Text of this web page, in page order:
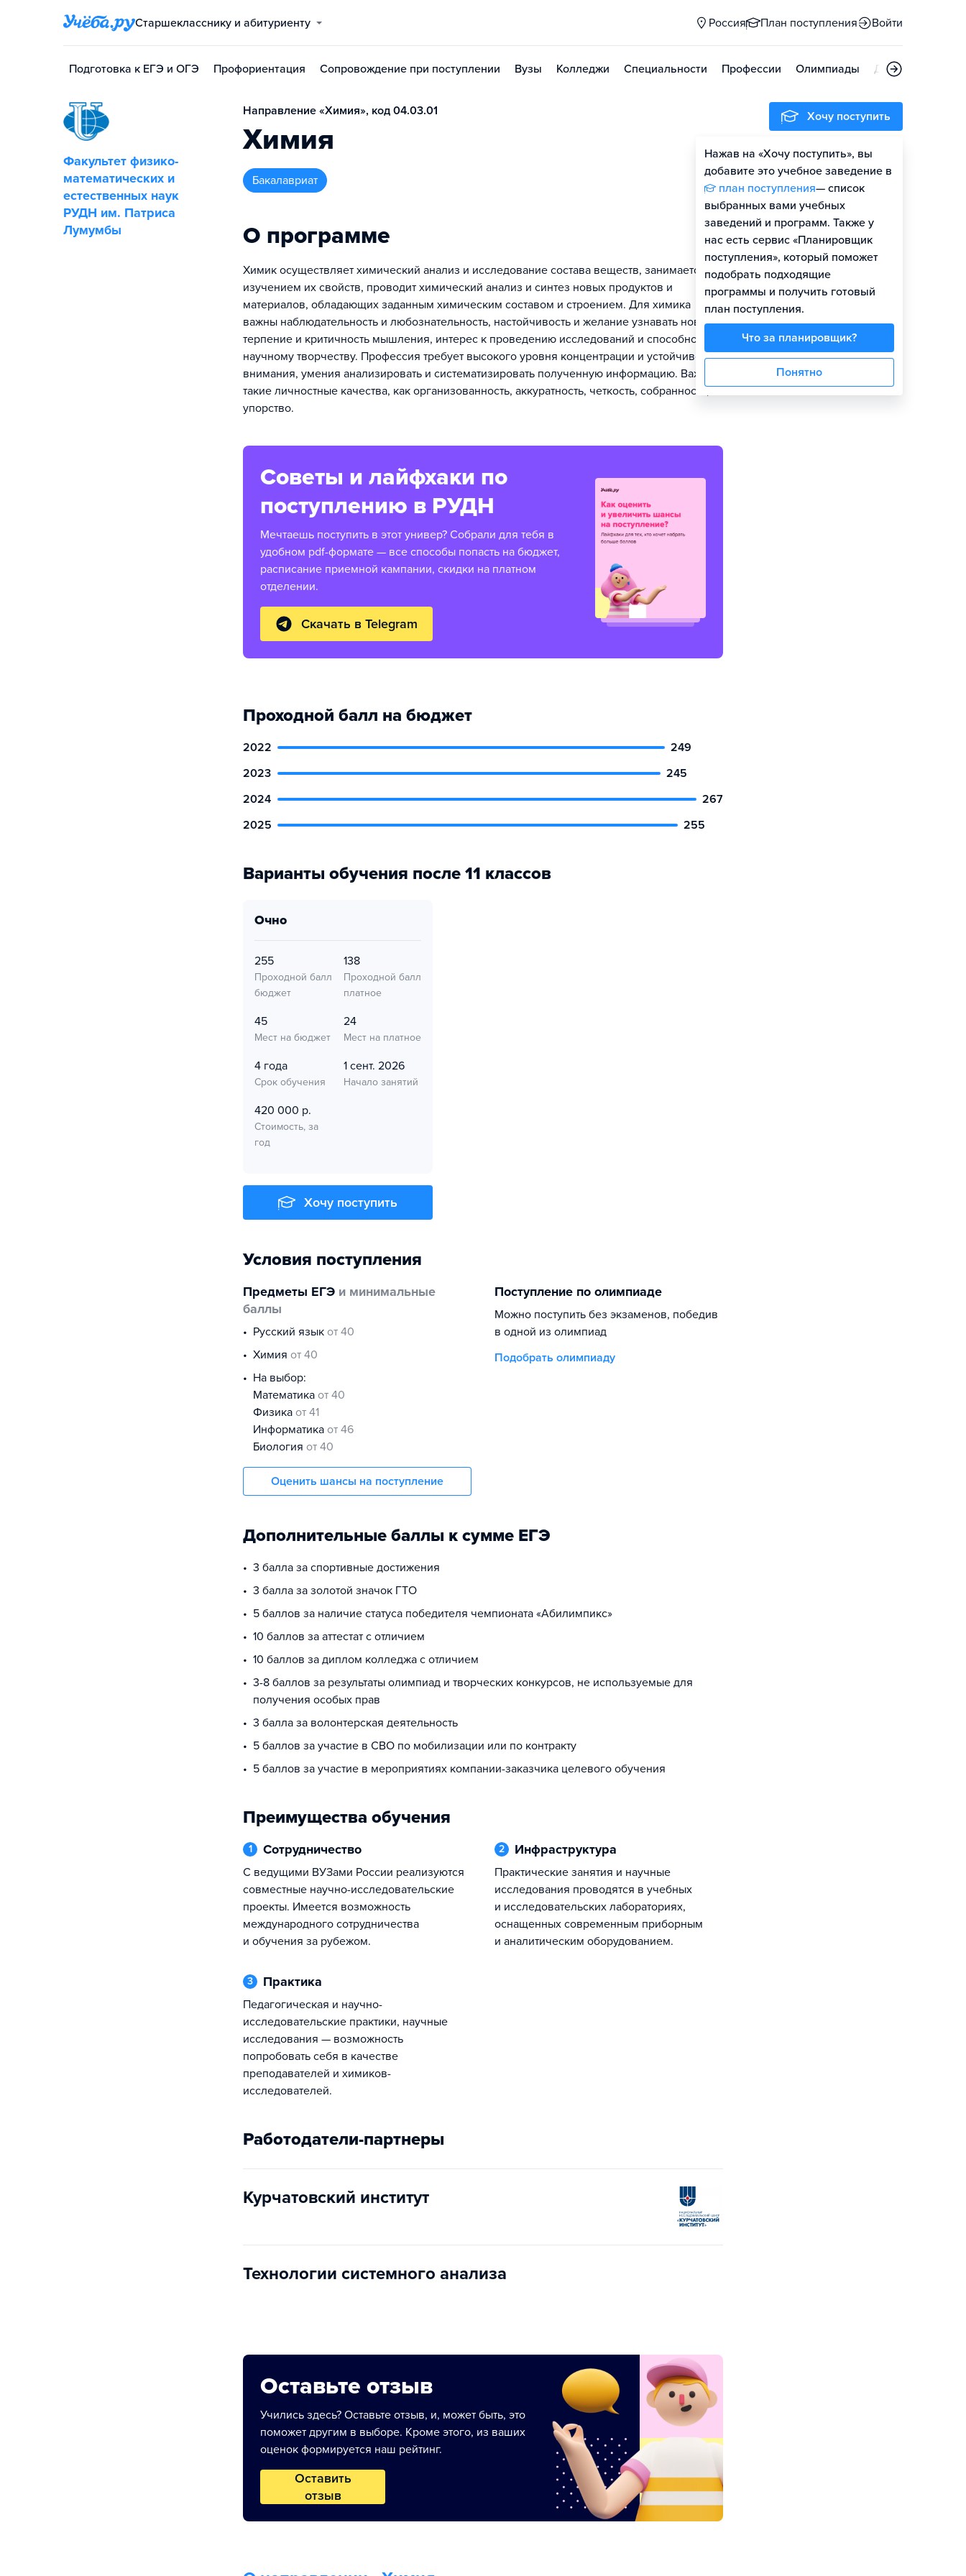
Старшекласснику и абитуриенту Россия План поступления Войти
Подготовка к ЕГЭ и ОГЭ Профориентация Сопровождение при поступлении Вузы Колледжи Специальности Профессии Олимпиады Дни открытых
Факультет физико-
математических и
естественных наук
РУДН им. Патриса
Лумумбы
Направление «Химия», код 04.03.01
Химия
бакалавриат
О программе
Химик осуществляет химический анализ и исследование состава веществ, занимается
изучением их свойств, проводит химический анализ и синтез новых продуктов и
материалов, обладающих заданным химическим составом и строением. Для химика
важны наблюдательность и любознательность, настойчивость и желание узнавать новое,
терпение и критичность мышления, интерес к проведению исследований и способность к
научному творчеству. Профессия требует высокого уровня концентрации и устойчивости
внимания, умения анализировать и систематизировать полученную информацию. Важны
такие личностные качества, как организованность, аккуратность, четкость, собранность,
упорство.
Советы и лайфхаки по
поступлению в РУДН
Мечтаешь поступить в этот универ? Собрали для тебя в
удобном pdf-формате — все способы попасть на бюджет,
расписание приемной кампании, скидки на платном
отделении.
Скачать в Telegram
Проходной балл на бюджет
2022
249
2023
245
2024
267
2025
255
Варианты обучения после 11 классов
очно
255
Проходной балл
бюджет
138
Проходной балл
платное
45
Мест на бюджет
24
Мест на платное
4 года
Срок обучения
1 сент. 2026
Начало занятий
420 000 р.
Стоимость, за
год
Хочу поступить
Условия поступления
Предметы ЕГЭ и минимальные
баллы
русский язык от 40
химия от 40
На выбор:
математика от 40
физика от 41
информатика от 46
биология от 40
Оценить шансы на поступление
Поступление по олимпиаде
Можно поступить без экзаменов, победив
в одной из олимпиад
Подобрать олимпиаду
Дополнительные баллы к сумме ЕГЭ
3 балла за спортивные достижения
3 балла за золотой значок ГТО
5 баллов за наличие статуса победителя чемпионата «Абилимпикс»
10 баллов за аттестат с отличием
10 баллов за диплом колледжа с отличием
3-8 баллов за результаты олимпиад и творческих конкурсов, не используемые для
получения особых прав
3 балла за волонтерская деятельность
5 баллов за участие в СВО по мобилизации или по контракту
5 баллов за участие в мероприятиях компании-заказчика целевого обучения
Преимущества обучения
1 Сотрудничество
С ведущими ВУЗами России реализуются
совместные научно-исследовательские
проекты. Имеется возможность
международного сотрудничества
и обучения за рубежом.
2 Инфраструктура
Практические занятия и научные
исследования проводятся в учебных
и исследовательских лабораториях,
оснащенных современным приборным
и аналитическим оборудованием.
3 Практика
Педагогическая и научно-
исследовательские практики, научные
исследования — возможность
попробовать себя в качестве
преподавателей и химиков-
исследователей.
Работодатели-партнеры
Курчатовский институт
Технологии системного анализа
Оставьте отзыв
Учились здесь? Оставьте отзыв, и, может быть, это
поможет другим в выборе. Кроме этого, из ваших
оценок формируется наш рейтинг.
Оставить
отзыв
Хочу поступить
Нажав на «Хочу поступить», вы
добавите это учебное заведение в
план поступления— список
выбранных вами учебных
заведений и программ. Также у
нас есть сервис «Планировщик
поступления», который поможет
подобрать подходящие
программы и получить готовый
план поступления.
Что за планировщик?
Понятно
Оценить шансы